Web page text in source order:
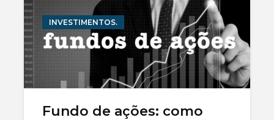
INVESTIMENTOS.
Fundo de ações: como